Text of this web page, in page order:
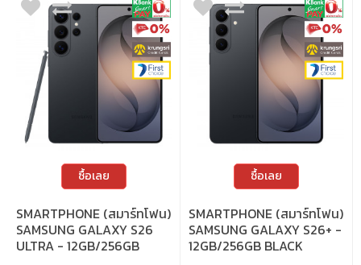
ซื้อเลย
SMARTPHONE (สมาร์ทโฟน)
SAMSUNG GALAXY S26
ULTRA - 12GB/256GB
ซื้อเลย
SMARTPHONE (สมาร์ทโฟน)
SAMSUNG GALAXY S26+ -
12GB/256GB BLACK